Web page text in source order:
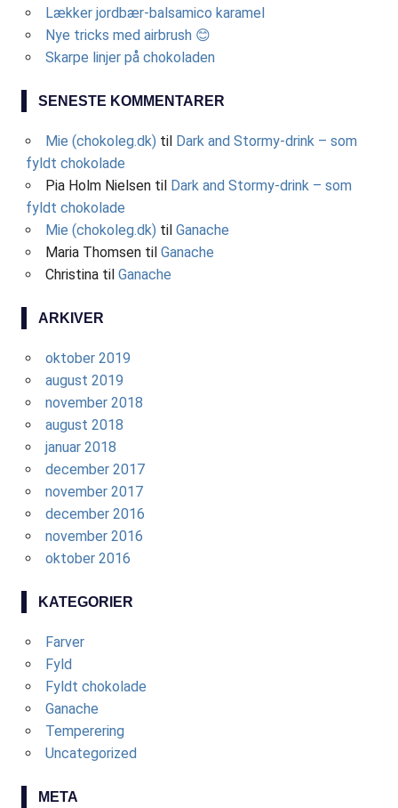
Lækker jordbær-balsamico karamel
Nye tricks med airbrush 😊
Skarpe linjer på chokoladen
SENESTE KOMMENTARER
Mie (chokoleg.dk) til Dark and Stormy-drink – som
fyldt chokolade
Pia Holm Nielsentil Dark and Stormy-drink – som
fyldt chokolade
Mie (chokoleg.dk) til Ganache
Maria Thomsentil Ganache
Christinatil Ganache
ARKIVER
oktober 2019
august 2019
november 2018
august 2018
januar 2018
december 2017
november 2017
december 2016
november 2016
oktober 2016
KATEGORIER
Farver
Fyld
Fyldt chokolade
Ganache
Temperering
Uncategorized
META